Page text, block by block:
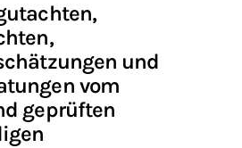
und
vom
geprüften